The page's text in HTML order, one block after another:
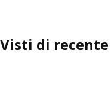
Visti di recente